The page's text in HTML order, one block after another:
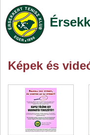
Képek és